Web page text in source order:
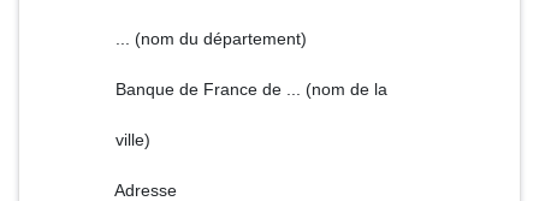
... (nom du département)
Banque de France de ... (nom de la
ville)
Adresse